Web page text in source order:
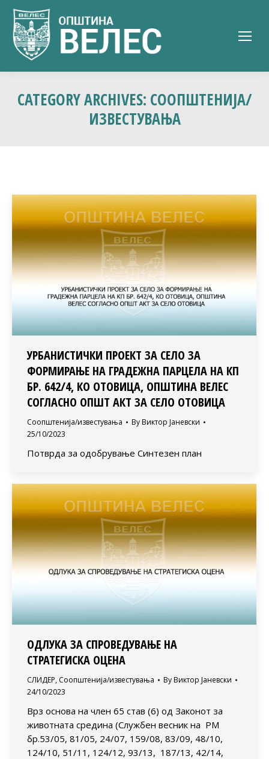
CATEGORY ARCHIVES: СООПШТЕНИЈА/
ИЗВЕСТУВАЊА
УРБАНИСТИЧКИ ПРОЕКТ ЗА СЕЛО ЗА
ФОРМИРАЊЕ НА ГРАДЕЖНА ПАРЦЕЛА НА КП
БР. 642/4, КО ОТОВИЦА, ОПШТИНА ВЕЛЕС
СОГЛАСНО ОПШТ АКТ ЗА СЕЛО ОТОВИЦА
Соопштенија/известувања By Виктор Јаневски
25/10/2023
Потврда за одобрување Синтезен план
ОДЛУКА ЗА СПРОВЕДУВАЊЕ НА
СТРАТЕГИСКА ОЦЕНА
СЛИДЕР, Соопштенија/известувања By Виктор Јаневски
24/10/2023
Врз основа на член 65 став (6) од Законот за
животната средина (Службен весник на РМ
бр.53/05, 81/05, 24/07, 159/08, 83/09, 48/10,
124/10, 51/11, 124/12, 93/13, 187/13, 42/14,